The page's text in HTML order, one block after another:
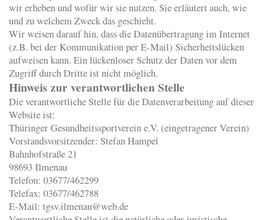
wir erheben und wofür wir sie nutzen. Sie erläutert auch, wie
und zu welchem Zweck das geschieht.
Wir weisen darauf hin, dass die Datenübertragung im Internet
(z.B. bei der Kommunikation per E-Mail) Sicherheitslücken
aufweisen kann. Ein lückenloser Schutz der Daten vor dem
Zugriff durch Dritte ist nicht möglich.
Hinweis zur verantwortlichen Stelle
Die verantwortliche Stelle für die Datenverarbeitung auf dieser
Website ist:
Thüringer Gesundheitssportverein e.V. (eingetragener Verein)
Vorstandsvorsitzender: Stefan Hampel
Bahnhofstraße 21
98693 Ilmenau
Telefon: 03677/462299
Telefax: 03677/462788
E-Mail: tgsv.ilmenau@web.de